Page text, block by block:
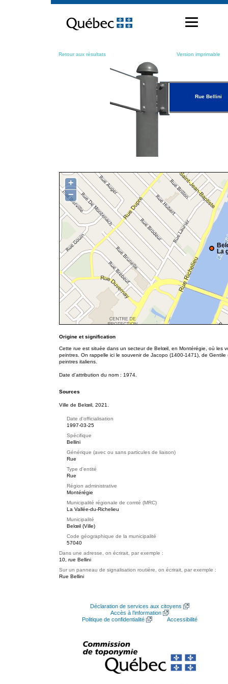
contenu
Retour aux résultats Version imprimable
Rue Bellini
La
+
−
Origine et signification
Cette rue est située dans un secteur de Belœil, en Montérégie, où les
peintres. On rappelle ici le souvenir de Jacopo (1400-1471), de
peintres italiens.
Date d'attribution du nom : 1974.
Sources
Ville de Belœil, 2021.
Date d'officialisation
1997-03-25
Spécifique
Bellini
Générique (avec ou sans particules de liaison)
Rue
Type d'entité
Rue
Région administrative
Montérégie
Municipalité régionale de comté (MRC)
La Vallée-du-Richelieu
Municipalité
Belœil (Ville)
Code géographique de la municipalité
57040
Dans une adresse, on écrirait, par exemple :
10, rue Bellini
Sur un panneau de signalisation routière, on écrirait, par exemple :
Rue Bellini
Déclaration de services aux citoyens
Accès à l’information
Politique de confidentialité
Accessibilité